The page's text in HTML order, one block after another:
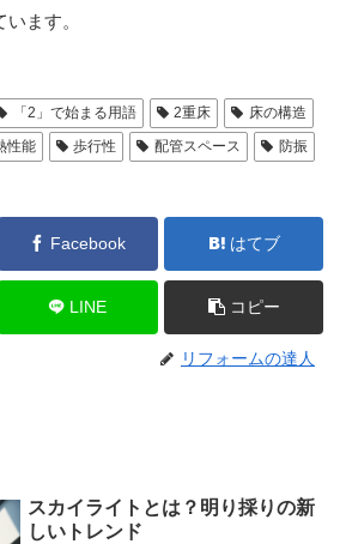
ます。
「2」で始まる用語 2重床
床の構造
性能 歩行性 配管スペース
防振
Facebook はてブ
LINE コピー
リフォームの達人
スカイライトとは？明り採りの新
しいトレンド